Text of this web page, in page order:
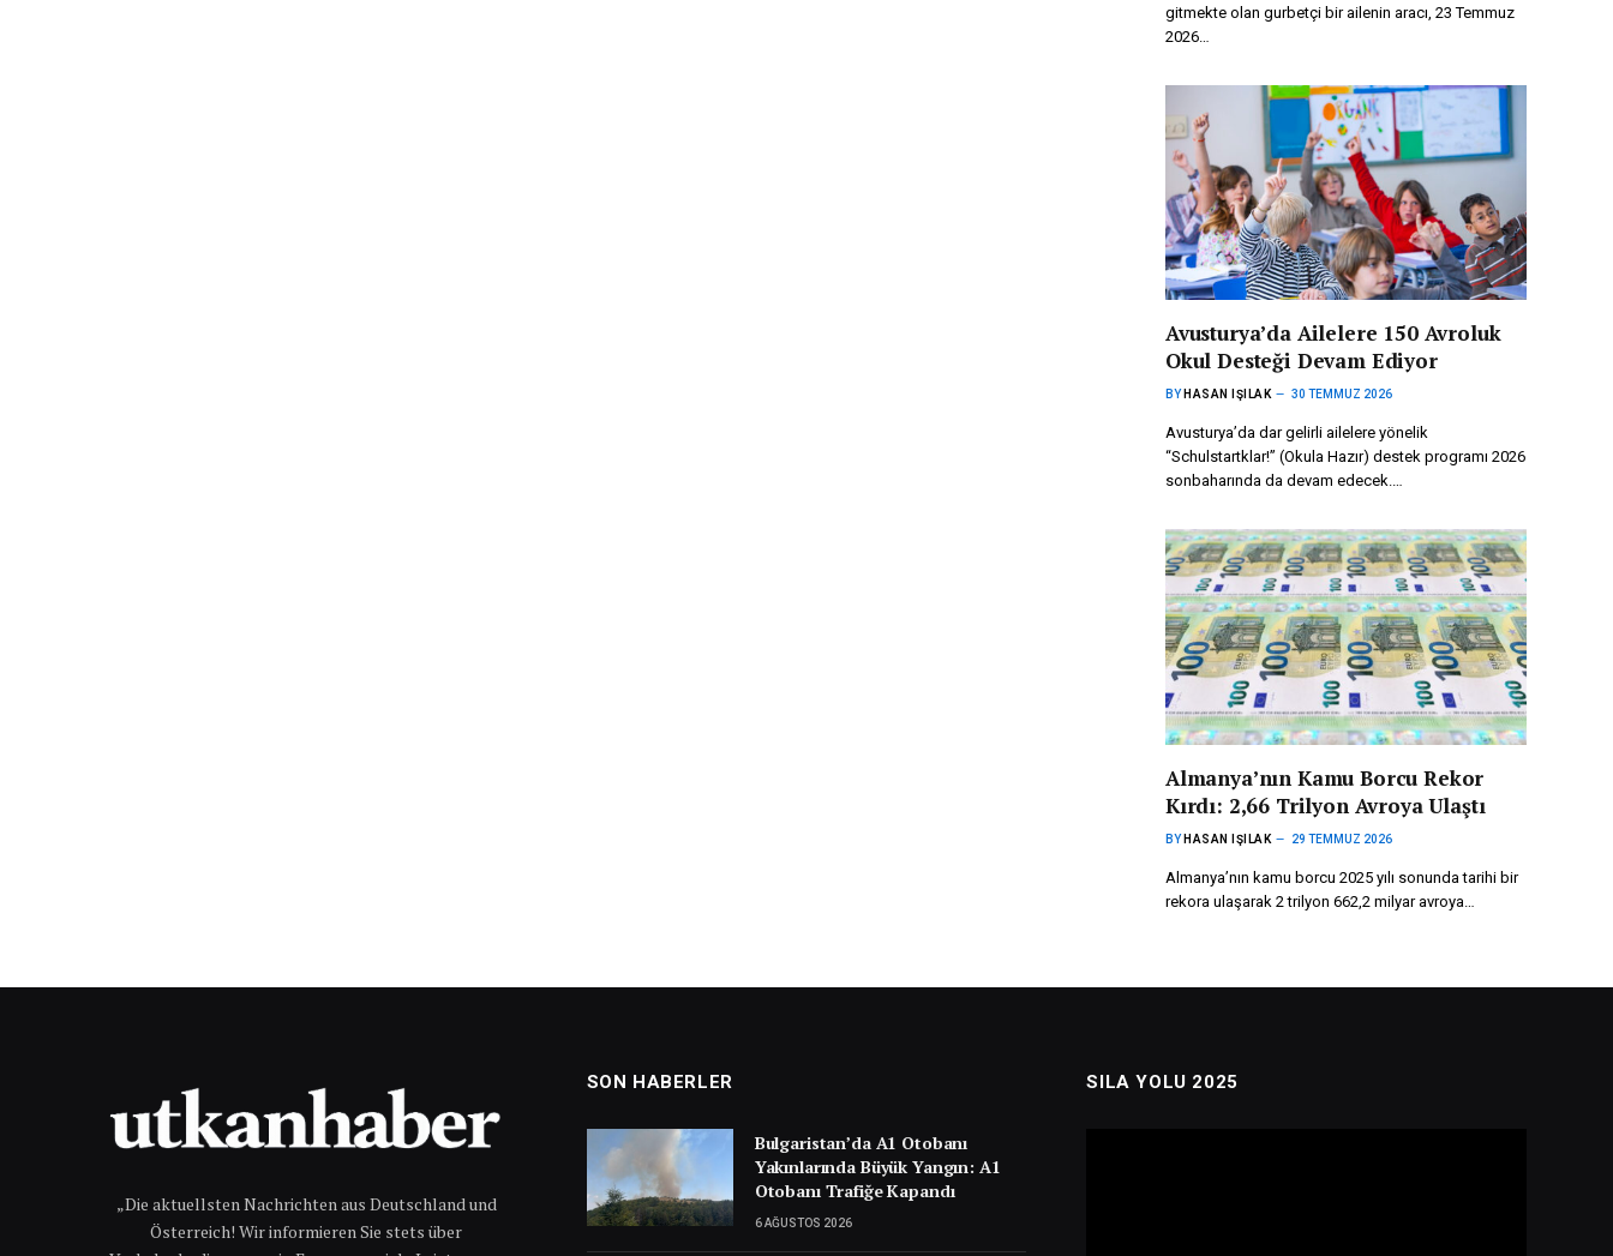
gitmekte olan gurbetçi bir ailenin aracı, 23 Temmuz
2026…
Avusturya’da Ailelere 150 Avroluk
Okul Desteği Devam Ediyor
BY HASAN IŞILAK 30 TEMMUZ 2026
Avusturya’da dar gelirli ailelere yönelik
“Schulstartklar!” (Okula Hazır) destek programı 2026
sonbaharında da devam edecek.…
Almanya’nın Kamu Borcu Rekor
Kırdı: 2,66 Trilyon Avroya Ulaştı
BY HASAN IŞILAK 29 TEMMUZ 2026
Almanya’nın kamu borcu 2025 yılı sonunda tarihi bir
rekora ulaşarak 2 trilyon 662,2 milyar avroya…
„Die aktuellsten Nachrichten aus Deutschland und
Österreich! Wir informieren Sie stets über
SON HABERLER
Bulgaristan’da A1 Otobanı
Yakınlarında Büyük Yangın: A1
Otobanı Trafiğe Kapandı
6 AĞUSTOS 2026
SILA YOLU 2025